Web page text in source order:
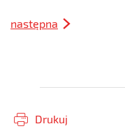
następna
Drukuj